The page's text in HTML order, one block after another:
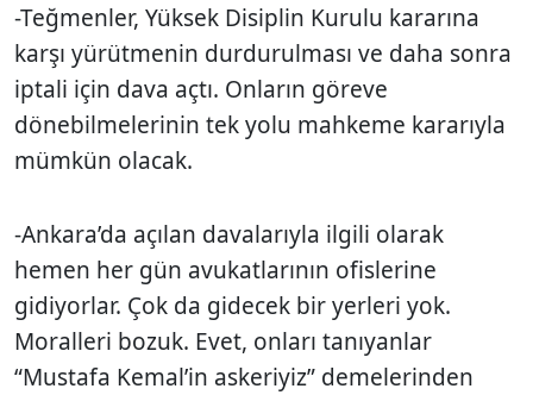
-Teğmenler, Yüksek Disiplin Kurulu kararına
karşı yürütmenin durdurulması ve daha sonra
iptali için dava açtı. Onların göreve
dönebilmelerinin tek yolu mahkeme kararıyla
mümkün olacak.
-Ankara’da açılan davalarıyla ilgili olarak
hemen her gün avukatlarının ofislerine
gidiyorlar. Çok da gidecek bir yerleri yok.
Moralleri bozuk. Evet, onları tanıyanlar
“Mustafa Kemal’in askeriyiz” demelerinden